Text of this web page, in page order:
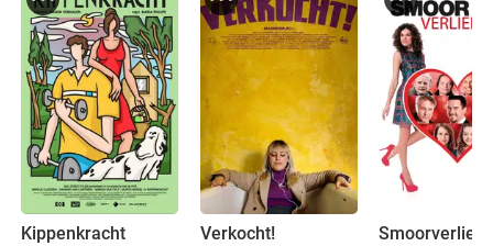
Kippenkracht Verkocht! Smoorverliefd